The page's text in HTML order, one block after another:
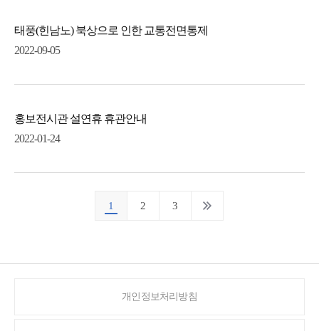
태풍(힌남노) 북상으로 인한 교통전면통제
2022-09-05
홍보전시관 설연휴 휴관안내
2022-01-24
1 2 3
개인정보처리방침